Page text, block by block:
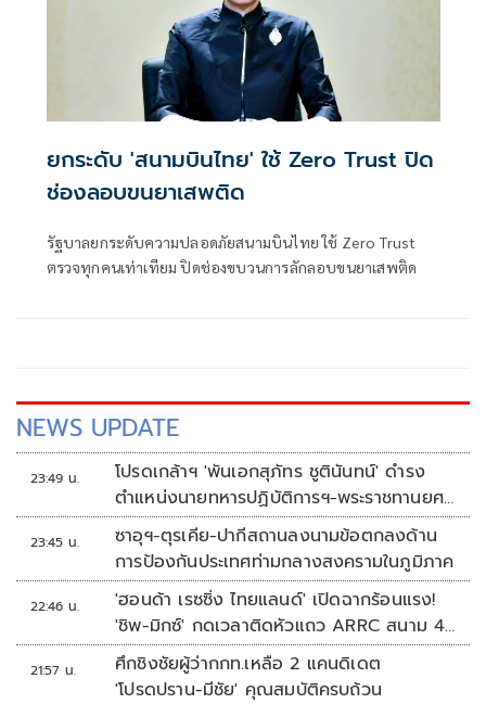
ยกระดับ 'สนามบินไทย' ใช้ Zero Trust ปิด
ช่องลอบขนยาเสพติด
รัฐบาลยกระดับความปลอดภัยสนามบินไทย ใช้ Zero Trust
ตรวจทุกคนเท่าเทียม ปิดช่องขบวนการลักลอบขนยาเสพติด
NEWS UPDATE
23:49 น.
โปรดเกล้าฯ 'พันเอกสุภัทร ชูตินันทน์' ดำรง
ตำแหน่งนายทหารปฏิบัติการฯ-พระราชทานยศ
'พลตรี'
23:45 น.
ซาอุฯ-ตุรเคีย-ปากีสถานลงนามข้อตกลงด้าน
การป้องกันประเทศท่ามกลางสงครามในภูมิภาค
22:46 น.
'ฮอนด้า เรซซิ่ง ไทยแลนด์' เปิดฉากร้อนแรง!
'ชิพ-มิกซ์' กดเวลาติดหัวแถว ARRC สนาม 4
ที่มัลดาลิกา
21:57 น.
ศึกชิงชัยผู้ว่ากกท.เหลือ 2 แคนดิเดต
'โปรดปราน-มีชัย' คุณสมบัติครบถ้วน